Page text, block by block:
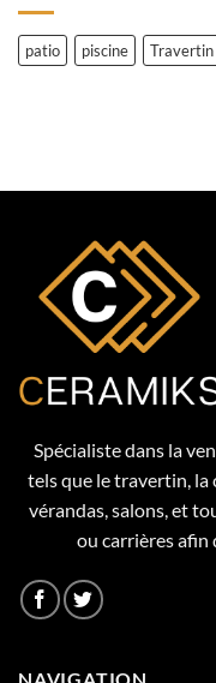
sa
pose
de
patio piscine Travertin
Spécialiste dans la
tels que le travertin, la
vérandas, salons, et
ou carrières afin